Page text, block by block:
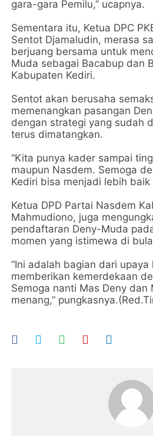
gara-gara Pemilu,” ucapnya.
Sementara itu, Ketua DPC
Sentot Djamaludin, merasa
berjuang bersama untuk
Muda sebagai Bacabup dan
Kabupaten Kediri.
Sentot akan berusaha
memenangkan pasangan
dengan strategi yang sudah
terus dimatangkan.
“Kita punya kader sampai
maupun Nasdem. Semoga
Kediri bisa menjadi lebih baik
Ketua DPD Partai Nasdem
Mahmudiono, juga
pendaftaran Deny-Muda
momen yang istimewa di
“Ini adalah bagian dari
memberikan kemerdekaan
Semoga nanti Mas Deny dan
menang,”